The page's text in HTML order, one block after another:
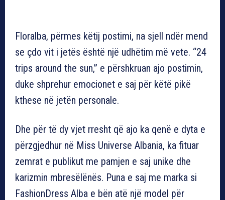
Floralba, përmes këtij postimi, na sjell ndër mend
se çdo vit i jetës është një udhëtim më vete. “24
trips around the sun,” e përshkruan ajo postimin,
duke shprehur emocionet e saj për këtë pikë
kthese në jetën personale.
Dhe për të dy vjet rresht që ajo ka qenë e dyta e
përzgjedhur në Miss Universe Albania, ka fituar
zemrat e publikut me pamjen e saj unike dhe
karizmin mbresëlënës. Puna e saj me marka si
FashionDress Alba e bën atë një model për